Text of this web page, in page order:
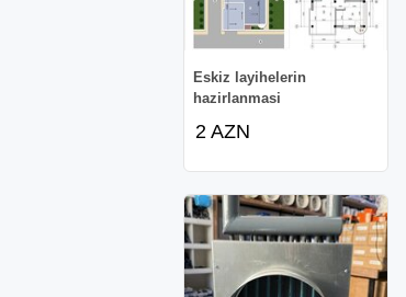
Eskiz layihelerin
hazirlanmasi
2 AZN